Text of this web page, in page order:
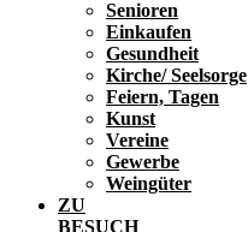
Senioren
Einkaufen
Gesundheit
Kirche/ Seelsorge
Feiern, Tagen
Kunst
Vereine
Gewerbe
Weingüter
ZU
BESUCH